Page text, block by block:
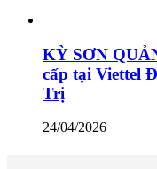
KỲ SƠN
cấp tại Viettel
Trị
24/04/2026